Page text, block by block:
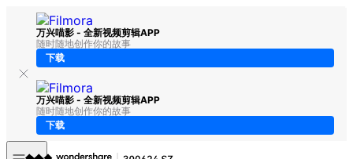
万兴喵影 - 全新视频剪辑APP
随时随地创作你的故事
下载
万兴喵影 - 全新视频剪辑APP
随时随地创作你的故事
下载